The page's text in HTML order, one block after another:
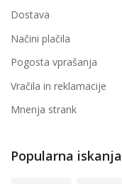
Dostava
Načini plačila
Pogosta vprašanja
Vračila in reklamacije
Mnenja strank
Popularna iskanja